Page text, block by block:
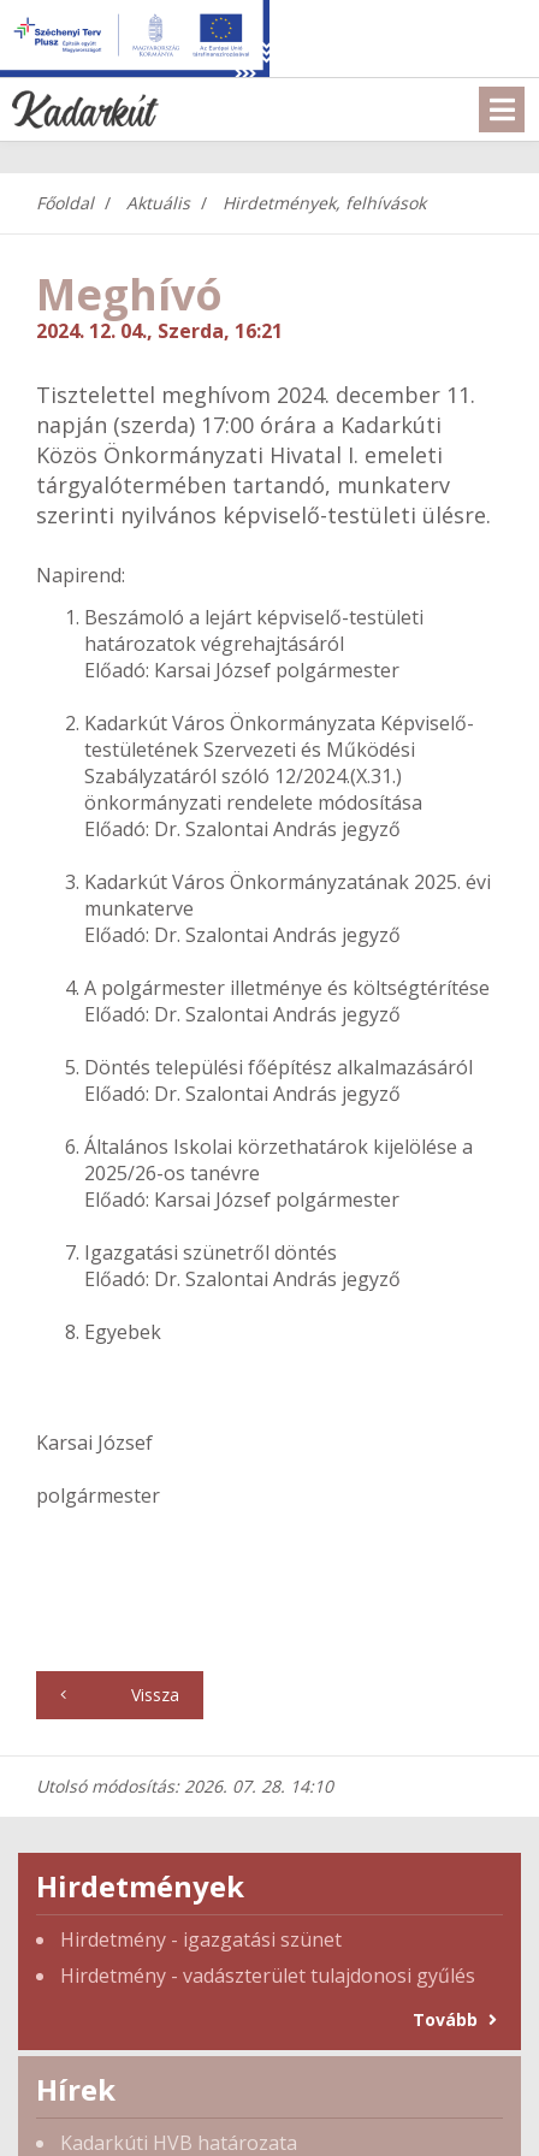
Főoldal Aktuális Hirdetmények, felhívások
Meghívó
2024. 12. 04., Szerda, 16:21
Tisztelettel meghívom 2024. december 11.
napján (szerda) 17:00 órára a Kadarkúti
Közös Önkormányzati Hivatal I. emeleti
tárgyalótermében tartandó, munkaterv
szerinti nyilvános képviselő-testületi ülésre.
Napirend:
Beszámoló a lejárt képviselő-testületi
határozatok végrehajtásáról
Előadó: Karsai József polgármester
Kadarkút Város Önkormányzata Képviselő-
testületének Szervezeti és Működési
Szabályzatáról szóló 12/2024.(X.31.)
önkormányzati rendelete módosítása
Előadó: Dr. Szalontai András jegyző
Kadarkút Város Önkormányzatának 2025. évi
munkaterve
Előadó: Dr. Szalontai András jegyző
A polgármester illetménye és költségtérítése
Előadó: Dr. Szalontai András jegyző
Döntés települési főépítész alkalmazásáról
Előadó: Dr. Szalontai András jegyző
Általános Iskolai körzethatárok kijelölése a
2025/26-os tanévre
Előadó: Karsai József polgármester
Igazgatási szünetről döntés
Előadó: Dr. Szalontai András jegyző
Egyebek
Karsai József
polgármester
Vissza
Utolsó módosítás: 2026. 07. 28. 14:10
Hirdetmények
Hirdetmény - igazgatási szünet
Hirdetmény - vadászterület tulajdonosi gyűlés
Tovább
Hírek
Kadarkúti HVB határozata